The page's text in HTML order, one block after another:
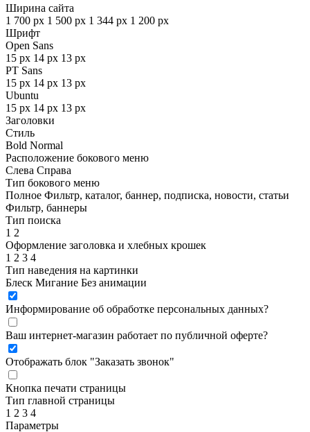
Ширина сайта
1 700 px 1 500 px 1 344 px 1 200 px
Шрифт
Open Sans
15 px 14 px 13 px
PT Sans
15 px 14 px 13 px
Ubuntu
15 px 14 px 13 px
Заголовки
Стиль
Bold Normal
Расположение бокового меню
Слева Справа
Тип бокового меню
Полное Фильтр, каталог, баннер, подписка, новости, статьи
Фильтр, баннеры
Тип поиска
1 2
Оформление заголовка и хлебных крошек
1 2 3 4
Тип наведения на картинки
Блеск Мигание Без анимации
Информирование об обработке персональных данных?
Ваш интернет-магазин работает по публичной оферте?
Отображать блок "Заказать звонок"
Кнопка печати страницы
Тип главной страницы
1 2 3 4
Параметры